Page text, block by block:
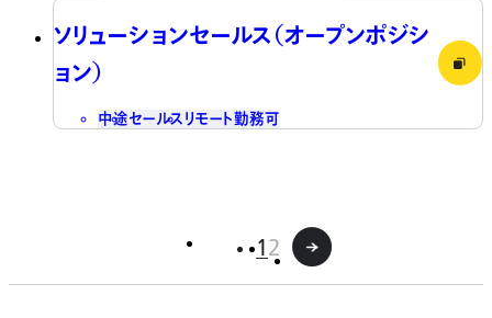
ソリューションセールス（オープンポジシ
ョン）
中途セールス リモート勤務可
1 2